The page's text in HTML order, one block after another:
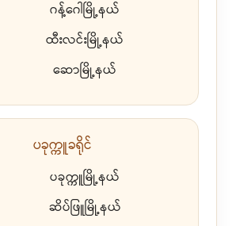
ဂန့်ဂေါမြို့နယ်
ထီးလင်းမြို့နယ်
ဆောမြို့နယ်
ပခုက္ကူခရိုင်
ပခုက္ကူမြို့နယ်
ဆိပ်ဖြူမြို့နယ်